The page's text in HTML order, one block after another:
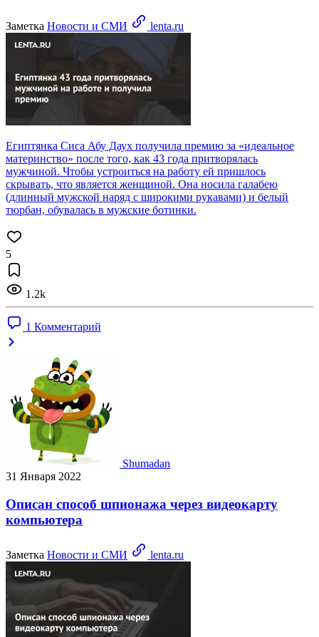
Заметка Новости и СМИ lenta.ru
Египтянка Сиса Абу Даух получила премию за «идеальное
материнство» после того, как 43 года притворялась
мужчиной. Чтобы устроиться на работу ей пришлось
скрывать, что является женщиной. Она носила галабею
(длинный мужской наряд с широкими рукавами) и белый
тюрбан, обувалась в мужские ботинки.
5
1.2k
1 Комментарий
Shumadan
31 Января 2022
Описан способ шпионажа через видеокарту
компьютера
Заметка Новости и СМИ lenta.ru